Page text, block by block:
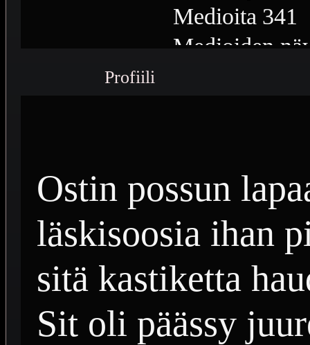
Medioita 341
Medioiden
Profiili
Ostin possun
läskisoosia ihan
sitä kastiketta
Sit oli päässy